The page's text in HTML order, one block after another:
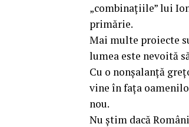
„combinațiile” lui
primărie.
Mai multe proiecte
lumea este nevoită
Cu o nonșalanță
vine în fața
nou.
Nu știm dacă